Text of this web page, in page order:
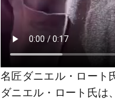
名匠ダニエル・ロート
ダニエル・ロート氏は